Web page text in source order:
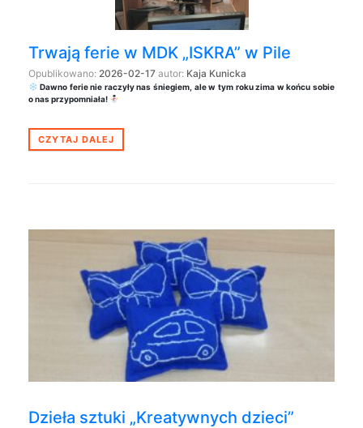
Trwają ferie w MDK „ISKRA” w Pile
Opublikowano: 2026-02-17 autor: Kaja Kunicka
Dawno ferie nie raczyły nas śniegiem, ale w tym roku zima w końcu sobie
o nas przypomniała!
CZYTAJ DALEJ
Dzieła sztuki „Kreatywnych dzieci”